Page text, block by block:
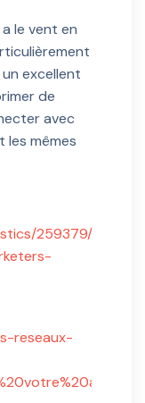
le vent en
excellent
de
avec
les mêmes
259379/social-
reseaux-